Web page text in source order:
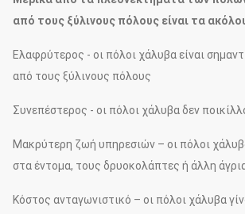
από τους ξύλινους πόλους είναι τα
Ελαφρύτερος - οι πόλοι χάλυβα είναι
από τους ξύλινους πόλους
Συνεπέστερος - οι πόλοι χάλυβα δεν
Μακρύτερη ζωή υπηρεσιών – οι πόλοι
στα έντομα, τους δρυοκολάπτες ή άλλη
Κόστος ανταγωνιστικό – οι πόλοι χάλυβα